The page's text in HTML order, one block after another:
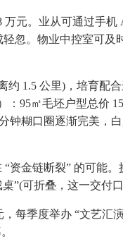
。业从可通过手机
忽。物业中控室可
1.5 公里)，培育配
95㎡毛坯户型总价
钟糊口圈逐渐完美
金链断裂” 的可能。
”(可折叠，这一交付
季度举办 “文艺汇